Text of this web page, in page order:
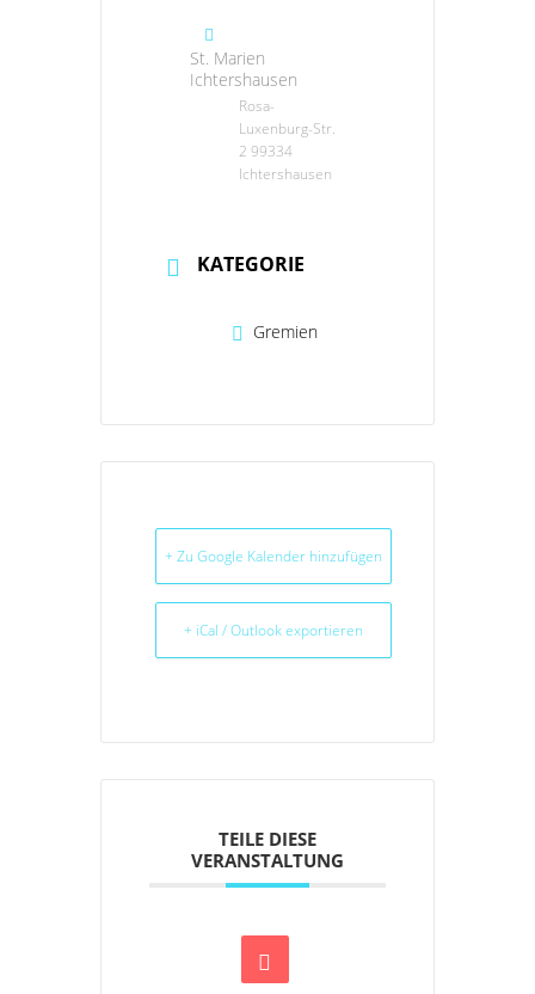
St. Marien
Ichtershausen
Rosa-
Luxenburg-Str.
2 99334
Ichtershausen
KATEGORIE
Gremien
+ Zu Google Kalender hinzufügen
+ iCal / Outlook exportieren
TEILE DIESE
VERANSTALTUNG